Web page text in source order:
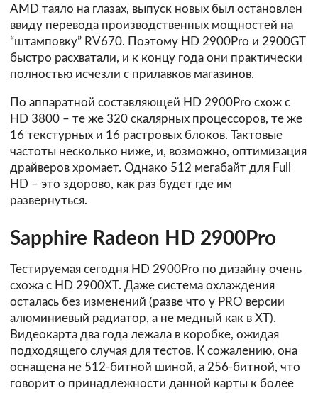
AMD таяло на глазах, выпуск новых был остановлен
ввиду перевода производственных мощностей на
“штамповку” RV670. Поэтому HD 2900Pro и 2900GT
быстро расхватали, и к концу года они практически
полностью исчезли с прилавков магазинов.
По аппаратной составляющей HD 2900Pro схож с
HD 3800 – те же 320 скалярных процессоров, те же
16 текстурных и 16 растровых блоков. Тактовые
частоты несколько ниже, и, возможно, оптимизация
драйверов хромает. Однако 512 мегабайт для Full
HD – это здорово, как раз будет где им
развернуться.
Sapphire Radeon HD 2900Pro
Тестируемая сегодня HD 2900Pro по дизайну очень
схожа с HD 2900XT. Даже система охлаждения
осталась без изменений (разве что у PRO версии
алюминиевый радиатор, а не медный как в XT).
Видеокарта два года лежала в коробке, ожидая
подходящего случая для тестов. К сожалению, она
оснащена не 512-битной шиной, а 256-битной, что
говорит о принадлежности данной карты к более